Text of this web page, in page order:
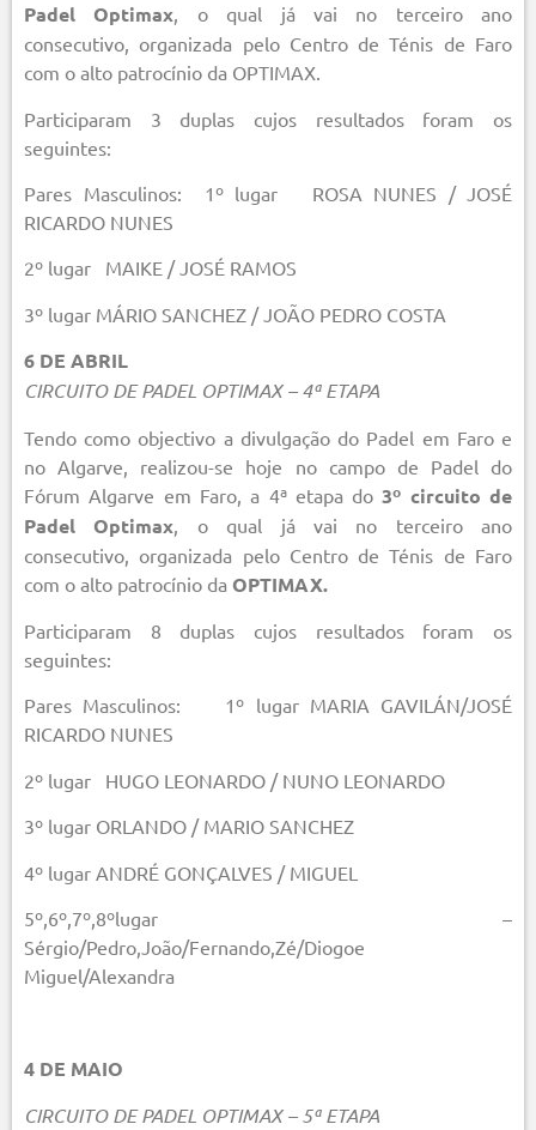
Padel Optimax, o qual já vai no terceiro ano
consecutivo, organizada pelo Centro de Ténis de Faro
com o alto patrocínio da OPTIMAX.
Participaram 3 duplas cujos resultados foram os
seguintes:
Pares Masculinos: 1º lugar ROSA NUNES / JOSÉ
RICARDO NUNES
2º lugar MAIKE / JOSÉ RAMOS
3º lugar MÁRIO SANCHEZ / JOÃO PEDRO COSTA
6 DE ABRIL
CIRCUITO DE PADEL OPTIMAX – 4ª ETAPA
Tendo como objectivo a divulgação do Padel em Faro e
no Algarve, realizou-se hoje no campo de Padel do
Fórum Algarve em Faro, a 4ª etapa do 3º circuito de
Padel Optimax , o qual já vai no terceiro ano
consecutivo, organizada pelo Centro de Ténis de Faro
com o alto patrocínio da OPTIMAX.
Participaram 8 duplas cujos resultados foram os
seguintes:
Pares Masculinos: 1º lugar MARIA GAVILÁN/JOSÉ
RICARDO NUNES
2º lugar HUGO LEONARDO / NUNO LEONARDO
3º lugar ORLANDO / MARIO SANCHEZ
4º lugar ANDRÉ GONÇALVES / MIGUEL
5º,6º,7º,8ºlugar –
Sérgio/Pedro,João/Fernando,Zé/Diogoe
Miguel/Alexandra
4 DE MAIO
CIRCUITO DE PADEL OPTIMAX – 5ª ETAPA